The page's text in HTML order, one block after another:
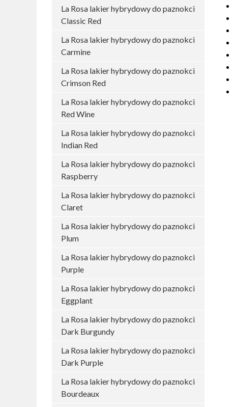
La Rosa lakier hybrydowy do paznokci
Classic Red
La Rosa lakier hybrydowy do paznokci
Carmine
La Rosa lakier hybrydowy do paznokci
Crimson Red
La Rosa lakier hybrydowy do paznokci
Red Wine
La Rosa lakier hybrydowy do paznokci
Indian Red
La Rosa lakier hybrydowy do paznokci
Raspberry
La Rosa lakier hybrydowy do paznokci
Claret
La Rosa lakier hybrydowy do paznokci
Plum
La Rosa lakier hybrydowy do paznokci
Purple
La Rosa lakier hybrydowy do paznokci
Eggplant
La Rosa lakier hybrydowy do paznokci
Dark Burgundy
La Rosa lakier hybrydowy do paznokci
Dark Purple
La Rosa lakier hybrydowy do paznokci
Bourdeaux